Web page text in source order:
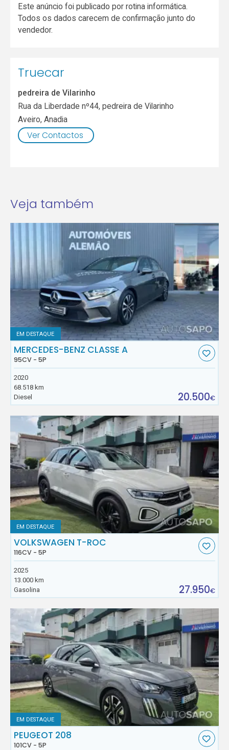
Este anúncio foi publicado por rotina informática.
Todos os dados carecem de confirmação junto do
vendedor.
Truecar
pedreira de Vilarinho
Rua da Liberdade nº44, pedreira de Vilarinho
Aveiro,Anadia
Ver Contactos
Veja também
EM DESTAQUE
MERCEDES-BENZ CLASSE A
95CV - 5P
2020
68.518 km
Diesel
20.500€
EM DESTAQUE
VOLKSWAGEN T-ROC
116CV - 5P
2025
13.000 km
Gasolina
27.950€
EM DESTAQUE
PEUGEOT 208
101CV - 5P